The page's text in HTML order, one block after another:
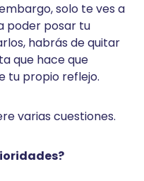
solo te ves a
poder posar tu
habrás de quitar
que hace que
tu propio reflejo.
varias cuestiones.